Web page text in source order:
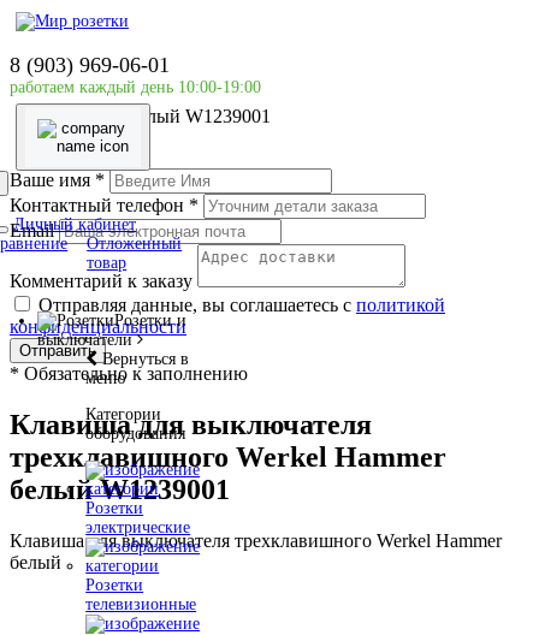
8 (903) 969-06-01
работаем каждый день 10:00-19:00
Личный кабинет
Отложенный
товар
Розетки и
выключатели
Вернуться в
меню
Категории
оборудования
Розетки
электрические
Розетки
телевизионные
Главная страница
Выключатели
Клавиша для выключателя трехклавишного Werkel
Hammer белый W1239001
Ваше имя *
Контактный телефон *
Email
Комментарий к заказу
Отправляя данные, вы соглашаетесь с политикой
конфиденциальности
Отправить
* Обязательно к заполнению
Клавиша для выключателя
трехклавишного Werkel Hammer
белый W1239001
Клавиша для выключателя трехклавишного Werkel Hammer
белый